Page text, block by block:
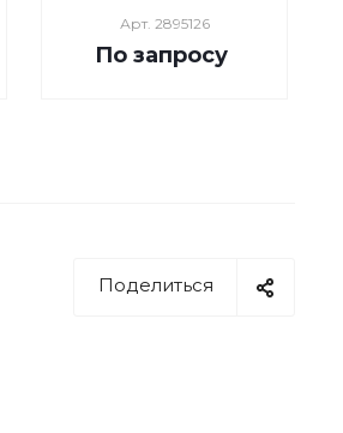
Арт. 2895126
По запросу
Поделиться